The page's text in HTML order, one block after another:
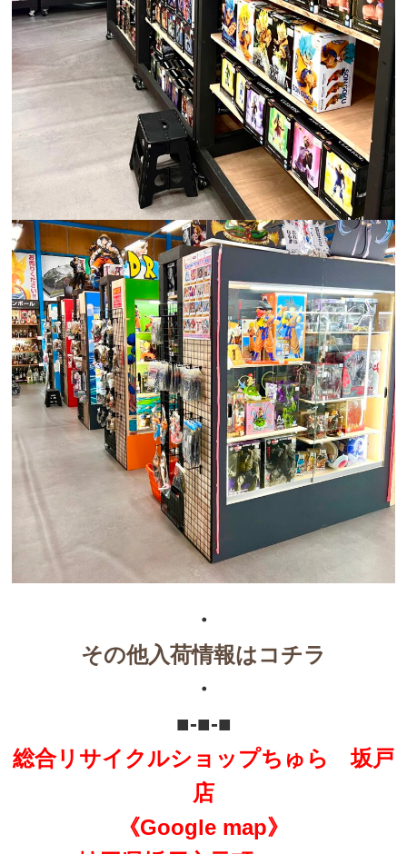
・
その他入荷情報はコチラ
・
■-■-■
総合リサイクルショップちゅら 坂戸
店
《Google map》